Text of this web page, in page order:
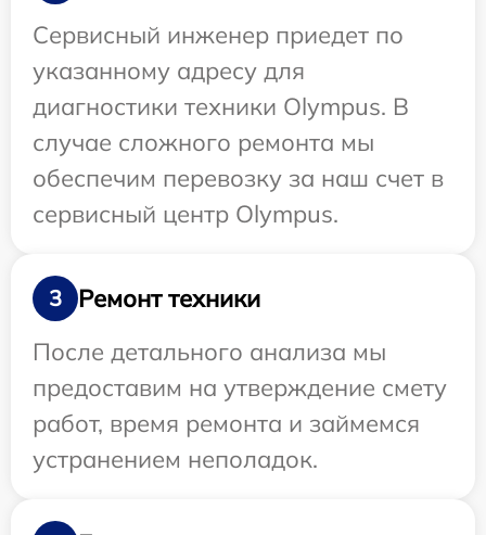
Сервисный инженер приедет по
указанному адресу для
диагностики техники Olympus. В
случае сложного ремонта мы
обеспечим перевозку за наш счет в
сервисный центр Olympus.
3
Ремонт техники
После детального анализа мы
предоставим на утверждение смету
работ, время ремонта и займемся
устранением неполадок.